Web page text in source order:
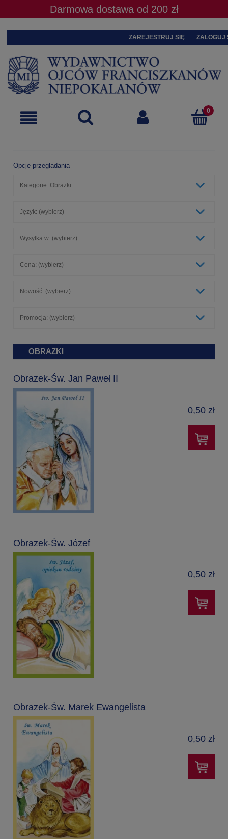
Darmowa dostawa od 200 zł
ZAREJESTRUJ SIĘ ZALOGUJ
Opcje przeglądania
Kategorie: Obrazki
Język: (wybierz)
Wysyłka w: (wybierz)
Cena: (wybierz)
Nowość: (wybierz)
Promocja: (wybierz)
OBRAZKI
Obrazek-Św. Jan Paweł II
0,50 zł
Obrazek-Św. Józef
0,50 zł
Obrazek-Św. Marek Ewangelista
0,50 zł